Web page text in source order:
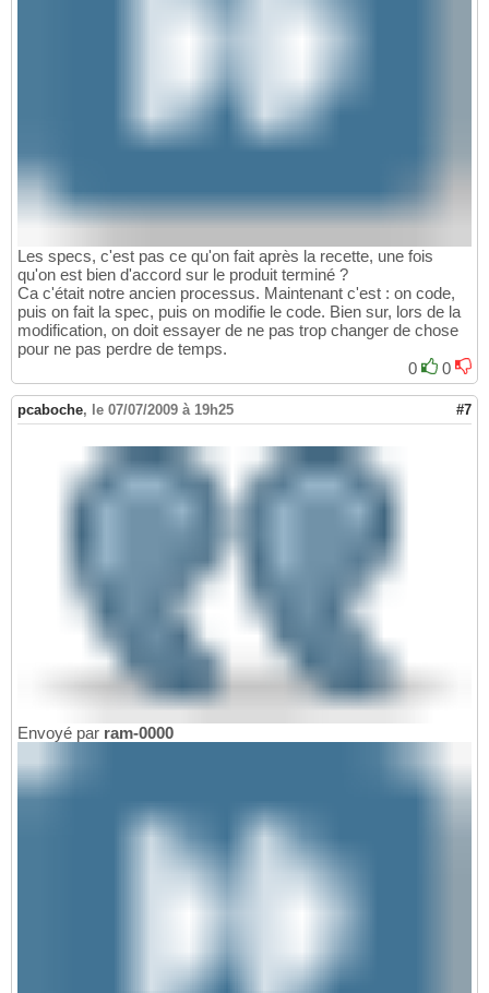
Les specs, c'est pas ce qu'on fait après la recette, une fois
qu'on est bien d'accord sur le produit terminé ?
Ca c'était notre ancien processus. Maintenant c'est : on code,
puis on fait la spec, puis on modifie le code. Bien sur, lors de la
modification, on doit essayer de ne pas trop changer de chose
pour ne pas perdre de temps.
0
0
pcaboche, le 07/07/2009 à 19h25 #7
Envoyé par ram-0000